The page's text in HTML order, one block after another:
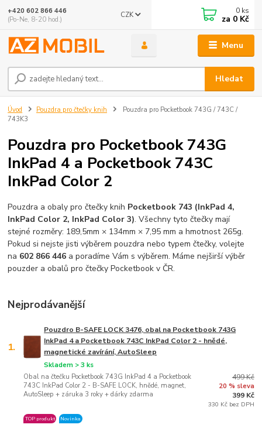
Menu
CZK
Hledat
+420 602 866 446
(Po-Ne, 8-20 hod.)
0 ks
za 0 Kč
Úvod Pouzdra pro čtečky knih
Pouzdra pro Pocketbook 743G / 743C /
743K3
Pouzdra pro Pocketbook 743G
InkPad 4 a Pocketbook 743C
InkPad Color 2
Pouzdra a obaly pro čtečky knih Pocketbook 743 (InkPad 4,
InkPad Color 2, InkPad Color 3). Všechny tyto čtečky mají
stejné rozměry: 189,5mm × 134mm × 7,95 mm a hmotnost 265g.
Pokud si nejste jisti výběrem pouzdra nebo typem čtečky, volejte
na 602 866 446 a poradíme Vám s výběrem. Máme nejširší výběr
pouzder a obalů pro čtečky Pocketbook v ČR.
Nejprodávanější
1.
Pouzdro B-SAFE LOCK 3476, obal na Pocketbook 743G
InkPad 4 a Pocketbook 743C InkPad Color 2 - hnědé,
magnetické zavírání, AutoSleep
Obal na čtečku Pocketbook 743G InkPad 4 a Pocketbook
743C InkPad Color 2 - B-SAFE LOCK, hnědé, magnet,
AutoSleep + záruka 3 roky + dárky zdarma
Skladem > 3 ks
TOP produkt Novinka
499 Kč
20 % sleva
399 Kč
330 Kč bez DPH